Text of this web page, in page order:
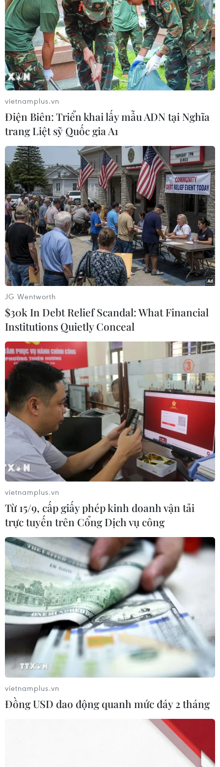
Vua nhạc jazz người Bỉ Toots Thielemans
qua đời ở tuổi 94
22/08/2016 10:56
Ngày 22/8, nhạc sỹ người Bỉ Toots Thielemans, được coi
là Vua kèn Harmonia thế giới, đã qua đời ở tuổi 94 sau
một tháng nằm viện do bị ngã.
Ca sỹ kiêm nhạc sỹ lừng danh Juan Gabriel
qua đời ở tuổi 66
30/08/2016 06:56
Ca sỹ kiêm nhạc sỹ người Mexico Juan Gabriel đã qua
đời chiều 28/8 tại nhà riêng tại Santa Monica, bang
California, Mỹ, sau một cơn đau tim đột ngột.
"Người vô hình" sáng tác ca khúc nổi tiếng
"Thriller" đã qua đời
05/10/2016 14:34
Rod Temperton, tác giả của ca khúc "Thriller," một trong
số những bài hát nổi tiếng nhất của Michael Jackson,
đã qua đời vì bệnh ung thư.
vietnamplus.vn
Điện Biên: Triển khai lấy mẫu ADN tại Nghĩa
trang Liệt sỹ Quốc gia A1
JG Wentworth
$30k In Debt Relief Scandal: What Financial
Institutions Quietly Conceal
vietnamplus.vn
Từ 15/9, cấp giấy phép kinh doanh vận tải
trực tuyến trên Cổng Dịch vụ công
vietnamplus.vn
Đồng USD dao động quanh mức đáy 2 tháng